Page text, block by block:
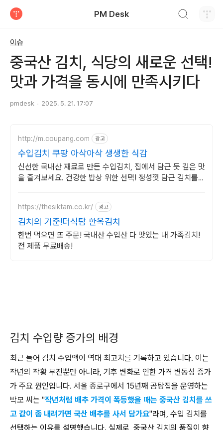
PM Desk
이슈
중국산 김치, 식당의 새로운 선택!
맛과 가격을 동시에 만족시키다
pmdesk 2025. 5. 21. 17:07
http://m.coupang.com 광고
수입김치 쿠팡 아삭아삭 생생한 식감
신선한 국내산 재료로 만든 수입김치, 집에서 담근 듯 깊은 맛
을 즐겨보세요. 건강한 밥상 위한 선택! 정성껏 담근 김치를
https://thesiktam.co.kr/ 광고
김치의 기준!더식탐 한옥김치
한번 먹으면 또 주문! 국내산 수입산 다 맛있는 내 가족김치!
전 제품 무료배송!
김치 수입량 증가의 배경
최근 들어 김치 수입액이 역대 최고치를 기록하고 있습니다. 이는
작년의 작황 부진뿐만 아니라, 기후 변화로 인한 가격 변동성 증가
가 주요 원인입니다. 서울 종로구에서 15년째 곰탕집을 운영하는
박모 씨는 "작년처럼 배추 가격이 폭등했을 때는 중국산 김치를 쓰
고 값이 좀 내려가면 국산 배추를 사서 담가요"라며, 수입 김치를
선택하는 이유를 설명했습니다. 실제로, 중국산 김치의 품질이 향